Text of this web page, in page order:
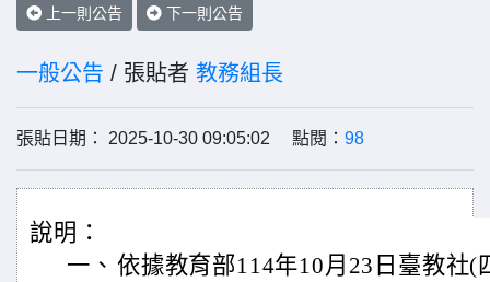
上一則公告 下一則公告
一般公告 / 張貼者 教務組長
張貼日期： 2025-10-30 09:05:02 點閱： 98
說明：
一、 依據教育部114年10月23日臺教社(